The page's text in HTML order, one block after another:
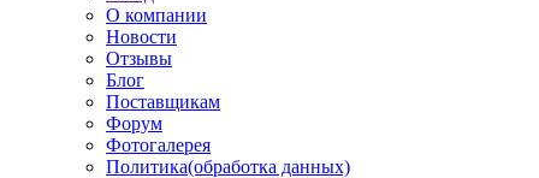
О компании
Новости
Отзывы
Блог
Поставщикам
Форум
Фотогалерея
Политика(обработка данных)